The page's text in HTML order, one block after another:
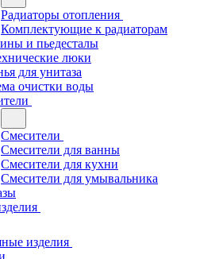
Радиаторы отопления
Комплектующие к радиаторам
и пьедесталы
люки
для унитаза
очистки воды
Смесители
Смесители для ванны
Смесители для кухни
Смесители для умывальника
изделия